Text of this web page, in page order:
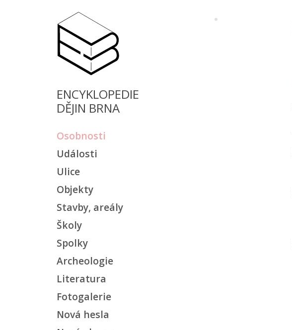
ENCYKLOPEDIE
DĚJIN BRNA
Osobnosti
Události
Ulice
Objekty
Stavby, areály
Školy
Spolky
Archeologie
Literatura
Fotogalerie
Nová hesla